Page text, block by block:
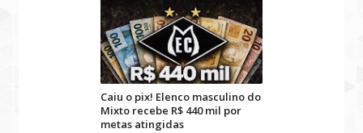
Caiu o pix! Elenco masculino do
Mixto recebe R$ 440 mil por
metas atingidas